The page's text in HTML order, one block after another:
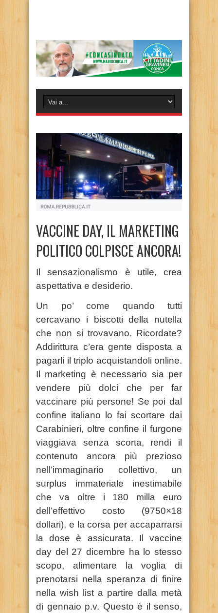
VACCINE DAY, IL MARKETING
POLITICO COLPISCE ANCORA!
Il sensazionalismo è utile, crea
aspettativa e desiderio.
Un po’ come quando tutti
cercavano i biscotti della nutella
che non si trovavano. Ricordate?
Addirittura c’era gente disposta a
pagarli il triplo acquistandoli online.
Il marketing è necessario sia per
vendere più dolci che per far
vaccinare più persone! Se poi dal
confine italiano lo fai scortare dai
Carabinieri, oltre confine il furgone
viaggiava senza scorta, rendi il
contenuto ancora più prezioso
nell’immaginario collettivo, un
surplus immateriale inestimabile
che va oltre i 180 milla euro
dell’effettivo costo (9750×18
dollari), e la corsa per accaparrarsi
la dose è assicurata. Il vaccine
day del 27 dicembre ha lo stesso
scopo, alimentare la voglia di
prenotarsi nella speranza di finire
nella wish list a partire dalla metà
di gennaio p.v. Questo è il senso,